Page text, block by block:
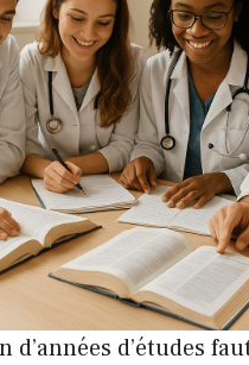
d’années d’études